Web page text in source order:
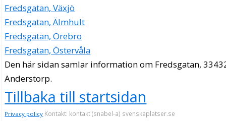
Fredsgatan, Växjö
Fredsgatan, Älmhult
Fredsgatan, Örebro
Fredsgatan, Östervåla
Den här sidan samlar information om Fredsgatan,
Anderstorp.
Tillbaka till startsidan
Privacy policy Kontakt: kontakt (snabel-a) svenskaplatser.se